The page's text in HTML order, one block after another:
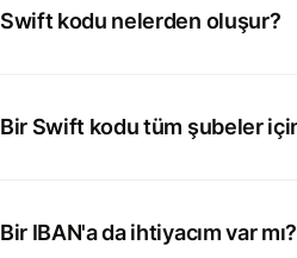
Swift kodu nelerden oluşur?
Bir Swift kodu tüm şubeler için
Bir IBAN'a da ihtiyacım var mı?